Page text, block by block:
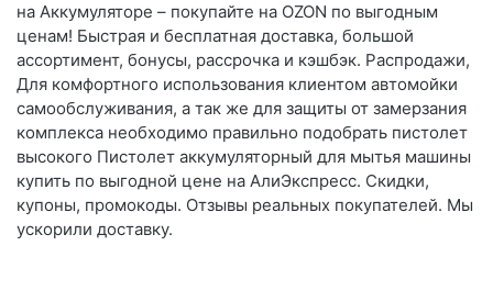
на Аккумуляторе – покупайте на OZON по выгодным
ценам! Быстрая и бесплатная доставка, большой
ассортимент, бонусы, рассрочка и кэшбэк. Распродажи,
Для комфортного использования клиентом автомойки
самообслуживания, а так же для защиты от замерзания
комплекса необходимо правильно подобрать пистолет
высокого Пистолет аккумуляторный для мытья машины
купить по выгодной цене на АлиЭкспресс. Скидки,
купоны, промокоды. Отзывы реальных покупателей. Мы
ускорили доставку.